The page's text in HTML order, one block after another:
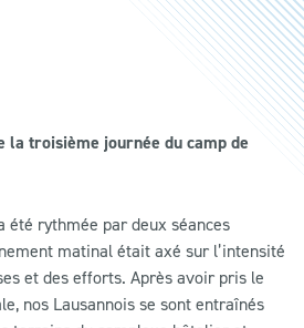
la troisième journée du camp de
été rythmée par deux séances
matinal était axé sur l’intensité
et des efforts. Après avoir pris le
nos Lausannois se sont entraînés